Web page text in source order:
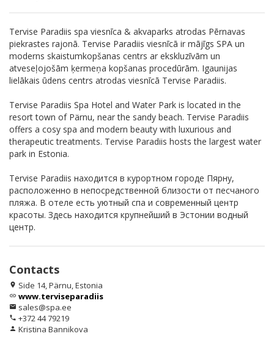
Tervise Paradiis spa viesnīca & akvaparks atrodas Pērnavas
piekrastes rajonā. Tervise Paradiis viesnīcā ir mājīgs SPA un
moderns skaistumkopšanas centrs ar ekskluzīvām un
atveseļojošām ķermeņa kopšanas procedūrām. Igaunijas
lielākais ūdens centrs atrodas viesnīcā Tervise Paradiis.
Tervise Paradiis Spa Hotel and Water Park is located in the
resort town of Pärnu, near the sandy beach. Tervise Paradiis
offers a cosy spa and modern beauty with luxurious and
therapeutic treatments. Tervise Paradiis hosts the largest water
park in Estonia.
Tervise Paradiis находится в курортном городе Пярну,
расположенно в непосредственной близости от песчаного
пляжа. В отеле есть уютный спа и современный центр
красоты. Здесь находится крупнейший в Эстонии водный
центр.
Contacts
location_on Side 14, Pärnu, Estonia
link www.terviseparadiis
email sales@spa.ee
phone +372 44 79219
person Kristina Bannikova